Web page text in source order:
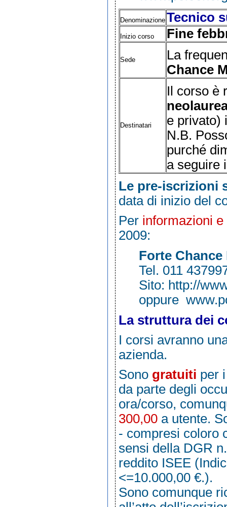
Denominazione Tecnico
Inizio corso Fine
Sede
La
Chance
Destinatari
Il corso è
e privato)
N.B.
purché
a seguire
Le pre-iscrizioni
data di inizio del
Per informazioni
2009:
Forte Chance
Tel. 011
Sito: http://
oppure
La struttura dei
I corsi avranno
azienda.
Sono gratuiti per
da parte degli
ora/corso,
300,00 a utente.
- compresi coloro
sensi della DGR
reddito ISEE
<=10.000,00 €.).
Sono comunque